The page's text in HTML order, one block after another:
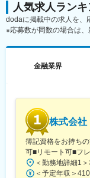
■本ポジション
・次世代キャ
・ゼロからの
が可能
ベロップメン
「デジタルイ
いくことを、
適用すること
いくために、
組織として「
した。
人気求人ラン
dodaに掲載中の求人を、
※応募数が同数の場合は、
金融業界
株式会社
簿記資格をお持ち
可■リモート可■フ